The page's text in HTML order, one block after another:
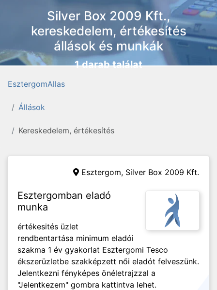
Silver Box 2009 Kft.,
kereskedelem, értékesítés
állások és munkák
1 darab találat
EsztergomAllas
Állások
Kereskedelem, értékesítés
Esztergom, Silver Box 2009 Kft.
Esztergomban eladó
munka
értékesités üzlet
rendbentartása minimum eladói
szakma 1 év gyakorlat Esztergomi Tesco
ékszerüzletbe szakképzett női eladót felveszünk.
Jelentkezni fényképes önéletrajzzal a
"Jelentkezem" gombra kattintva lehet.